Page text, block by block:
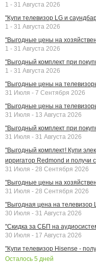
1 - 31 Августа 2026
"Купи телевизор LG и
1 - 31 Августа 2026
"Выгодные цены на
1 - 31 Августа 2026
"Выгодный комплект при
1 - 31 Августа 2026
"Выгодные цены на
31 Июля - 7 Сентября 2026
"Выгодные цены на
31 Июля - 13 Августа 2026
"Выгодный комплект при
31 Июля - 31 Августа 2026
"Выгодный комплект! Купи
ирригатор Redmond и получи
31 Июля - 28 Сентября 2026
"Выгодные цены на
31 Июля - 28 Сентября 2026
"Выгодная цена на телевизор
30 Июля - 31 Августа 2026
"Скидка за СБП на
30 Июля - 17 Августа 2026
"Купи телевизор Hisense -
Осталось 5 дней